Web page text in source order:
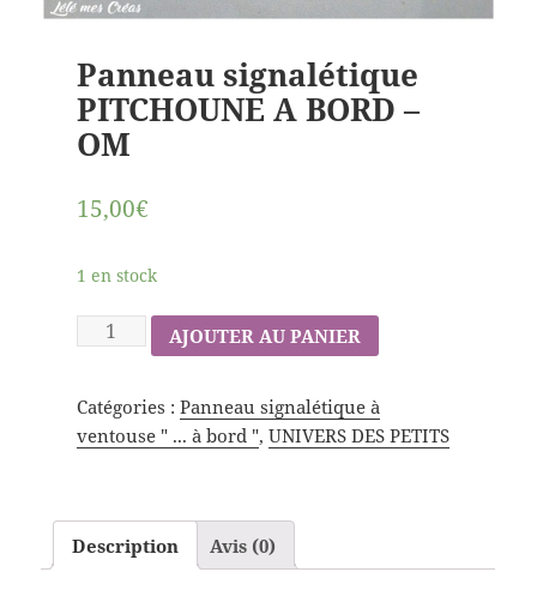
Panneau signalétique
PITCHOUNE A BORD –
OM
15,00€
1 en stock
AJOUTER AU PANIER
Catégories : Panneau signalétique à
ventouse " ... à bord ", UNIVERS DES PETITS
Description Avis (0)